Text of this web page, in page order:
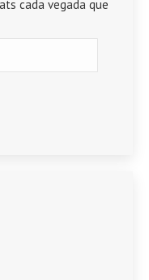
cada vegada que